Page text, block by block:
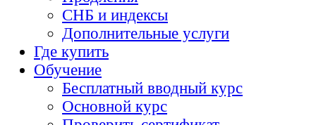
СНБ и индексы
Дополнительные услуги
Где купить
Обучение
Бесплатный вводный курс
Основной курс